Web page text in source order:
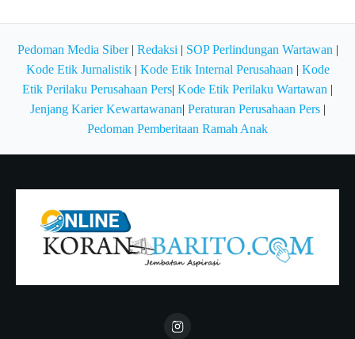
Pedoman Media Siber| Redaksi | SOP Perlindungan Wartawan |
Kode Etik Jurnalistik| Kode Etik Internal Perusahaan | Kode
Etik Perilaku Perusahaan Pers| Kode Etik Perilaku Wartawan |
Jenjang Karier Kewartawanan| Peraturan Perusahaan Pers|
Pedoman Pemberitaan Ramah Anak